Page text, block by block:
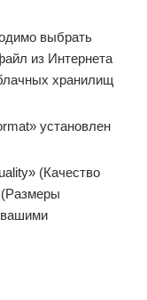
выбрать
из Интернета
хранилищ
установлен
(Качество
(Размеры
вашими